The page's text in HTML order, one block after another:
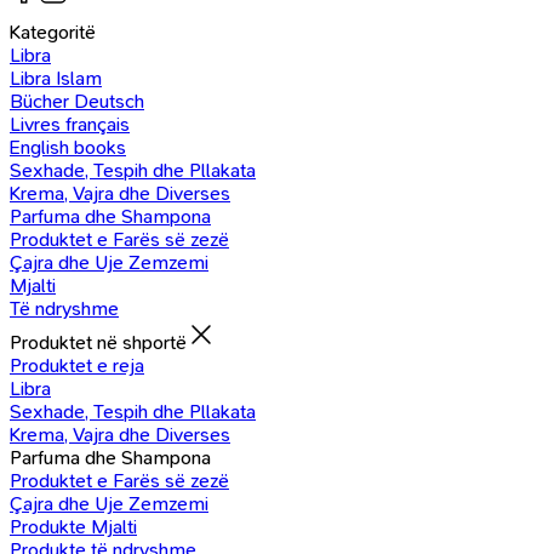
Kategoritë
Libra
Libra Islam
Bücher Deutsch
Livres français
English books
Sexhade, Tespih dhe Pllakata
Krema, Vajra dhe Diverses
Parfuma dhe Shampona
Produktet e Farës së zezë
Çajra dhe Uje Zemzemi
Mjalti
Të ndryshme
Produktet në shportë
Produktet e reja
Libra
Sexhade, Tespih dhe Pllakata
Krema, Vajra dhe Diverses
Parfuma dhe Shampona
Produktet e Farës së zezë
Çajra dhe Uje Zemzemi
Produkte Mjalti
Produkte të ndryshme